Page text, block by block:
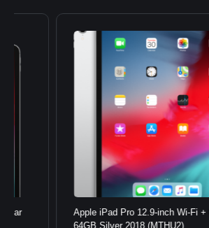
Apple iPad Pro 12.9-inch Wi-Fi +
64GB Silver 2018 (MTHU2)